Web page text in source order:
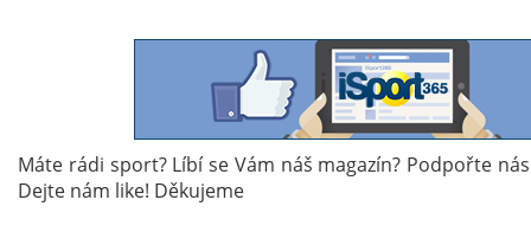
Máte rádi sport? Líbí se Vám náš magazín? Podpořte
Dejte nám like! Děkujeme